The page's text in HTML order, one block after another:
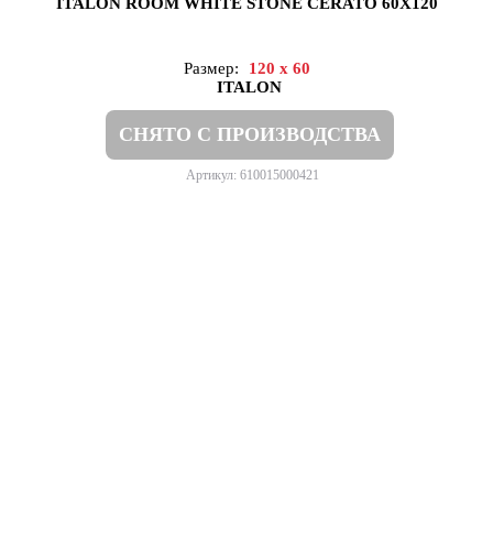
Размер:
120 x 60
ITALON
СНЯТО С ПРОИЗВОДСТВА
Артикул: 610015000421